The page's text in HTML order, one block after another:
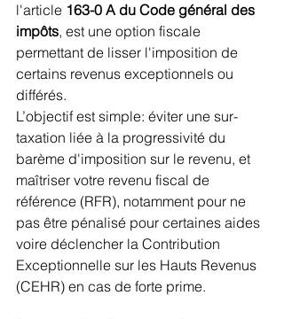
l'article 163-0 A du Code général des
impôts, est une option fiscale
permettant de lisser l'imposition de
certains revenus exceptionnels ou
différés.
L’objectif est simple: éviter une sur-
taxation liée à la progressivité du
barème d'imposition sur le revenu, et
maîtriser votre revenu fiscal de
référence (RFR), notamment pour ne
pas être pénalisé pour certaines aides
voire déclencher la Contribution
Exceptionnelle sur les Hauts Revenus
(CEHR) en cas de forte prime.